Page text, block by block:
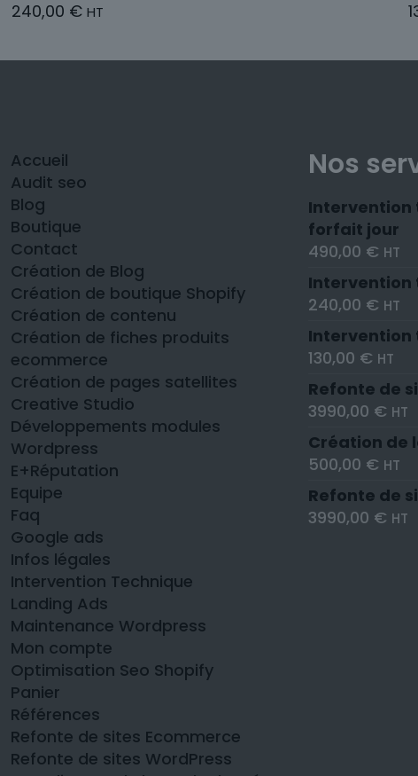
240,00 € HT
Accueil
Audit seo
Blog
Boutique
Contact
Création de Blog
Création de boutique Shopify
Création de contenu
Création de fiches produits
ecommerce
Création de pages satellites
Creative Studio
Développements modules
Wordpress
E+Réputation
Equipe
Faq
Google ads
Infos légales
Intervention Technique
Landing Ads
Maintenance Wordpress
Mon compte
Optimisation Seo Shopify
Panier
Références
Refonte de sites Ecommerce
Refonte de sites WordPress
Nos
Intervention
forfait jour
490,00 € HT
Intervention
240,00 € HT
Intervention
130,00 € HT
Refonte de
3990,00 € HT
Création de
500,00 € HT
Refonte de
3990,00 € HT